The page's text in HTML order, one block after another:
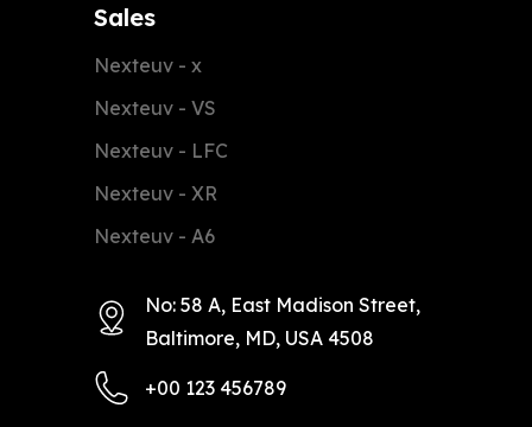
Sales
Nexteuv - x
Nexteuv - VS
Nexteuv - LFC
Nexteuv - XR
Nexteuv - A6
No: 58 A, East Madison Street,
Baltimore, MD, USA 4508
+00 123 456789